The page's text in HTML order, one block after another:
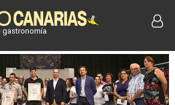
gastronomía